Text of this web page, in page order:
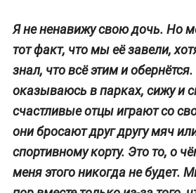
Я не ненавижу свою дочь. Но
тот факт, что мы её завели,
знал, что всё этим и
оказываюсь в парках, сижу и
счастливые отцы играют со
они бросают друг другу мяч
спортивному корту. Это то, о
меня этого никогда не будет.